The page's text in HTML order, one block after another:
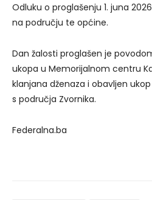
Odluku o proglašenju 1. juna
na području te općine.
Dan žalosti proglašen je
ukopa u Memorijalnom centru
klanjana dženaza i obavljen
s područja Zvornika.
Federalna.ba